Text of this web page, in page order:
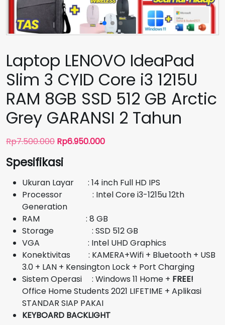
Laptop LENOVO IdeaPad
Slim 3 CYID Core i3 1215U
RAM 8GB SSD 512 GB Arctic
Grey GARANSI 2 Tahun
Rp7.500.000 Harga
adalah:
Rp7.500.000.
Rp6.950.000Harga
adalah:
Rp6.950.000.
Spesifikasi
Ukuran Layar : 14 inch Full HD IPS
Processor : Intel Core i3-1215u 12th
Generation
RAM : 8 GB
Storage : SSD 512 GB
VGA : Intel UHD Graphics
Konektivitas : KAMERA+Wifi + Bluetooth + USB
3.0 + LAN + Kensington Lock + Port Charging
Sistem Operasi : Windows 11 Home + FREE!
Office Home Students 2021 LIFETIME + Aplikasi
STANDAR SIAP PAKAI
KEYBOARD BACKLIGHT